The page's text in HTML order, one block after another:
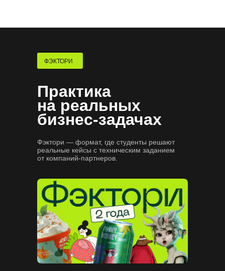
собеседования
Практика
на реальных
бизнес-задачах
Фэктори — формат, где студенты решают
реальные кейсы с техническим заданием
от компаний-партнеров.
ФЭКТОРИ